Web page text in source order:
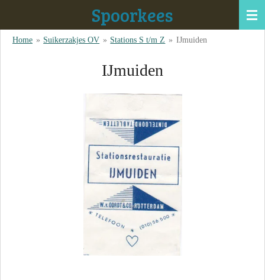
naar
Spoorkees
Home » Suikerzakjes OV » Stations S t/m Z » IJmuiden
IJmuiden